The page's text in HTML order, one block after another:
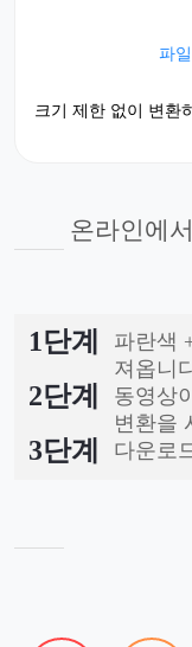
파
크기 제한 없이 변환
온라인에
1단계
파란색
져옵니
2단계
동영상
변환을
3단계 다운로